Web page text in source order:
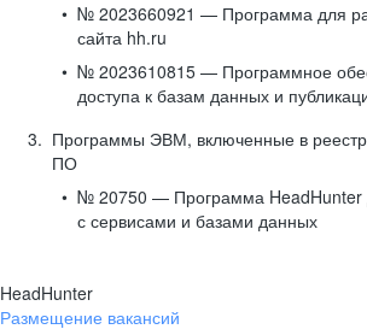
№ 2023660921 — Программа для
сайта hh.ru
№ 2023610815 — Программное
доступа к базам данных и
Программы ЭВМ, включенные в реестр
ПО
№ 20750 — Программа HeadHunter
с сервисами и базами данных
HeadHunter
Размещение вакансий